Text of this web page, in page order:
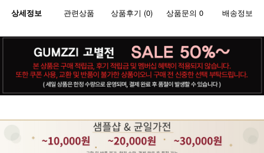
상세정보 관련상품 상품후기 (0) 상품문의 0 배송정보